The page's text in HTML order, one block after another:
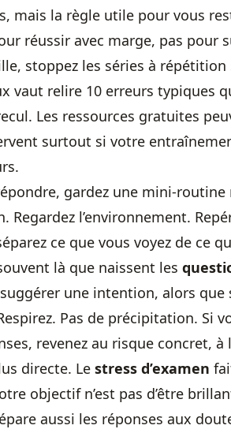
, mais la règle utile pour vous
réussir avec marge, pas pour
stoppez les séries à répétition
vaut relire 10 erreurs typiques
Les ressources gratuites
surtout si votre
gardez une mini-routine
Regardez l’environnement.
ce que vous voyez de ce
là que naissent les
une intention, alors que
Pas de précipitation. Si
revenez au risque concret,
directe. Le stress d’examen
objectif n’est pas d’être
aussi les réponses aux